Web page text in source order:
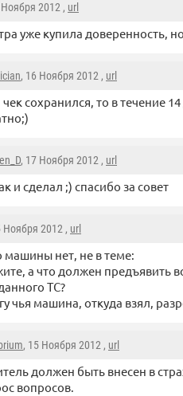
2012 , url
уже купила доверенность,
, 16 Ноября 2012 , url
сохранился, то в течение
, 17 Ноября 2012 , url
и сделал ;) спасибо за совет
Ноября 2012 , url
машины нет, не в теме:
а что должен предъявить
ТС?
чья машина, откуда взял,
, 15 Ноября 2012 , url
должен быть внесен в
вопросов.